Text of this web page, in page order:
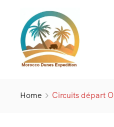
Home Circuits départ